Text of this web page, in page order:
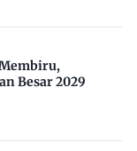
Besar 2029